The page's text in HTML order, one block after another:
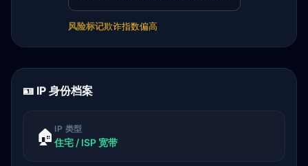
风险标记欺诈指数偏高
🪪 IP 身份档案
🏠 IP 类型
住宅 / ISP 宽带